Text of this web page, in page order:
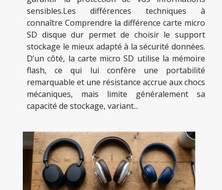
sensibles.Les différences techniques à
connaître Comprendre la différence carte micro
SD disque dur permet de choisir le support
stockage le mieux adapté à la sécurité données.
D’un côté, la carte micro SD utilise la mémoire
flash, ce qui lui confère une portabilité
remarquable et une résistance accrue aux chocs
mécaniques, mais limite généralement sa
capacité de stockage, variant...